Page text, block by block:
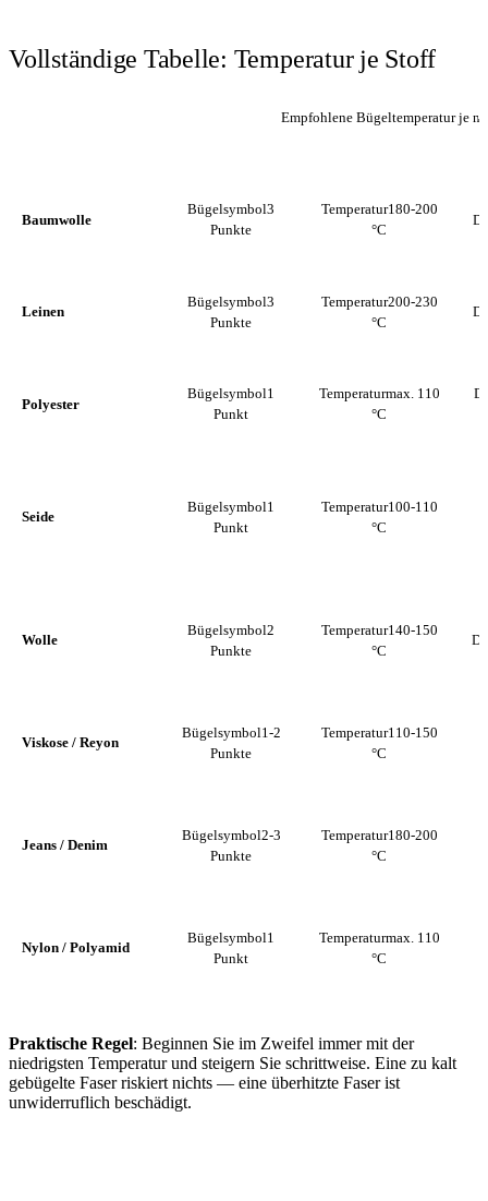
Vollständige Tabelle: Temperatur je Stoff
Empfohlene Bügeltemperatur je
Baumwolle
Bügelsymbol3
Punkte
Temperatur180-200
°C
Leinen
Bügelsymbol3
Punkte
Temperatur200-230
°C
Polyester
Bügelsymbol1
Punkt
Temperaturmax. 110
°C
Seide
Bügelsymbol1
Punkt
Temperatur100-110
°C
Wolle
Bügelsymbol2
Punkte
Temperatur140-150
°C
Viskose / Reyon
Bügelsymbol1-2
Punkte
Temperatur110-150
°C
Jeans / Denim
Bügelsymbol2-3
Punkte
Temperatur180-200
°C
Nylon / Polyamid
Bügelsymbol1
Punkt
Temperaturmax. 110
°C
Praktische Regel: Beginnen Sie im Zweifel immer mit der
niedrigsten Temperatur und steigern Sie schrittweise. Eine zu kalt
gebügelte Faser riskiert nichts — eine überhitzte Faser ist
unwiderruflich beschädigt.